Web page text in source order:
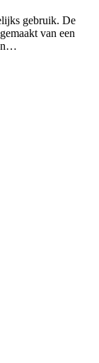
gebruik. De
van een